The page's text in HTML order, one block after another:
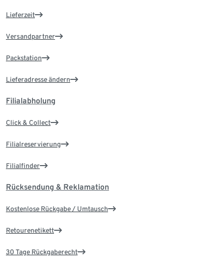
Lieferzeit
Versandpartner
Packstation
Lieferadresse ändern
Filialabholung
Click & Collect
Filialreservierung
Filialfinder
Rücksendung & Reklamation
Kostenlose Rückgabe / Umtausch
Retourenetikett
30 Tage Rückgaberecht